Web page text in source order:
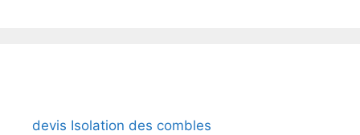
devis Isolation des combles